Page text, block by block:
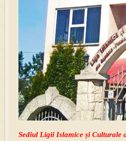
Sediul Ligii Islamice și Culturale